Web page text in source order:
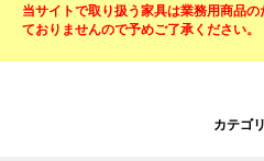
当サイトで取り扱う家具は業務用商品
ておりませんので予めご了承ください。
カテゴ